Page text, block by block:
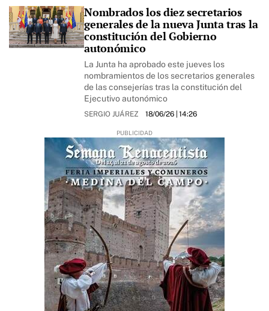
Nombrados los diez secretarios
generales de la nueva Junta tras la
constitución del Gobierno
autonómico
La Junta ha aprobado este jueves los
nombramientos de los secretarios generales
de las consejerías tras la constitución del
Ejecutivo autonómico
SERGIO JUÁREZ 18/06/26| 14:26